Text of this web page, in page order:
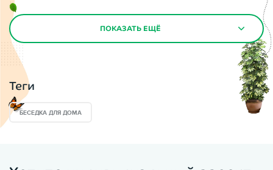
Детали беседки
1627 при изготовлении точно и четко
подгоняются друг к другу. Они изготавливаются из
качественной древесины камерной сушки, что исключает
скрипы и рассыхания узлов и стыков в беседке.
Наполнение секций
линии. Изготовление качественных декоративных шпалер
ПОКАЗАТЬ ЕЩЁ
ПОКАЗАТЬ ЕЩЁ
Теги
БЕСЕДКА ДЛЯ ДОМА